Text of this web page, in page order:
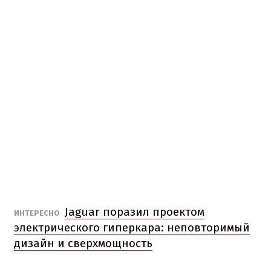
ИНТЕРЕСНО
Jaguar поразил проектом
электрического гиперкара: неповторимый
дизайн и сверхмощность